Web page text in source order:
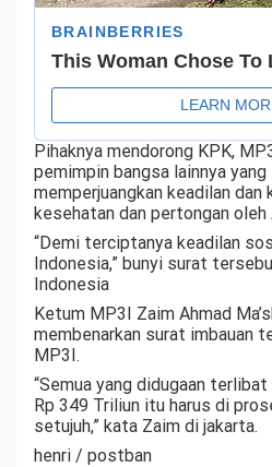
Pihaknya mendorong KPK,
pemimpin bangsa lainnya yang
memperjuangkan keadilan
kesehatan dan pertongan oleh
“Demi terciptanya keadilan
Indonesia,” bunyi surat
Indonesia
Ketum MP3I Zaim Ahmad
membenarkan surat imbauan
MP3I.
“Semua yang didugaan
Rp 349 Triliun itu harus di
setujuh,” kata Zaim di jakarta.
henri / postban